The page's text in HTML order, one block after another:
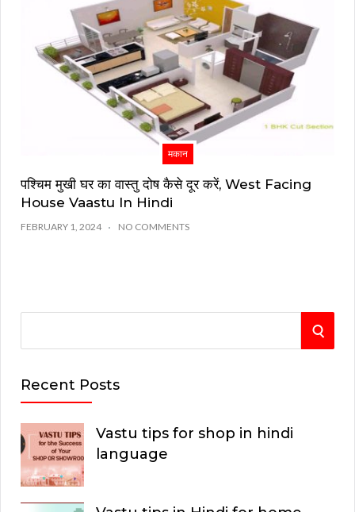
मकान
पश्चिम मुखी घर का वास्तु दोष कैसे दूर करें, West Facing
House Vaastu In Hindi
FEBRUARY 1, 2024 NO COMMENTS
e
r
c
h
f
o
S
Recent Posts
Vastu tips for shop in hindi
language